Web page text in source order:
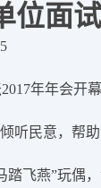
位面
年年会开
听民意，帮
踏飞燕”玩偶